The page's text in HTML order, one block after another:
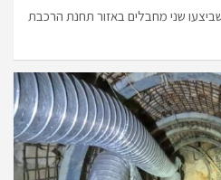
שביצעו שני מחבלים באזור תחנת הרכבת